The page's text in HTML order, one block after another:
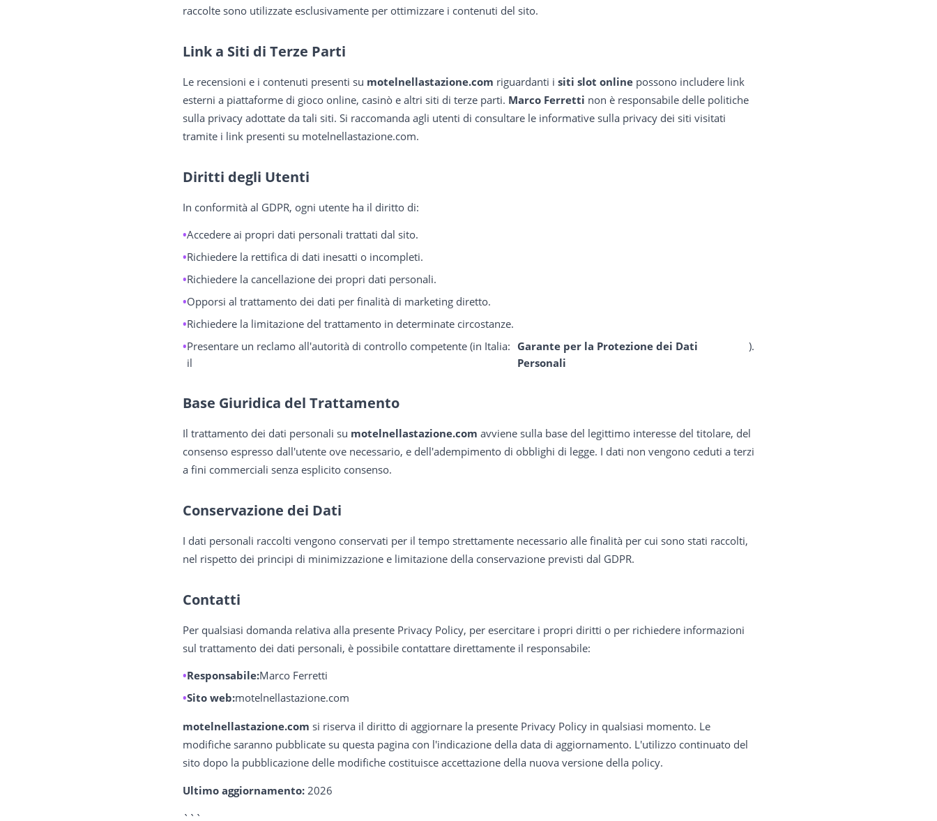
raccolte sono utilizzate esclusivamente per ottimizzare i contenuti del sito.
Link a Siti di Terze Parti
Le recensioni e i contenuti presenti su motelnellastazione.com riguardanti i siti slot online possono includere link
esterni a piattaforme di gioco online, casinò e altri siti di terze parti. Marco Ferretti non è responsabile delle politiche
sulla privacy adottate da tali siti. Si raccomanda agli utenti di consultare le informative sulla privacy dei siti visitati
tramite i link presenti su motelnellastazione.com.
Diritti degli Utenti
In conformità al GDPR, ogni utente ha il diritto di:
Accedere ai propri dati personali trattati dal sito.
Richiedere la rettifica di dati inesatti o incompleti.
Richiedere la cancellazione dei propri dati personali.
Opporsi al trattamento dei dati per finalità di marketing diretto.
Richiedere la limitazione del trattamento in determinate circostanze.
Presentare un reclamo all'autorità di controllo competente (in Italia:
il
Garante per la Protezione dei Dati
Personali
).
Base Giuridica del Trattamento
Il trattamento dei dati personali su motelnellastazione.com avviene sulla base del legittimo interesse del titolare, del
consenso espresso dall'utente ove necessario, e dell'adempimento di obblighi di legge. I dati non vengono ceduti a terzi
a fini commerciali senza esplicito consenso.
Conservazione dei Dati
I dati personali raccolti vengono conservati per il tempo strettamente necessario alle finalità per cui sono stati raccolti,
nel rispetto dei principi di minimizzazione e limitazione della conservazione previsti dal GDPR.
Contatti
Per qualsiasi domanda relativa alla presente Privacy Policy, per esercitare i propri diritti o per richiedere informazioni
sul trattamento dei dati personali, è possibile contattare direttamente il responsabile:
Responsabile:Marco Ferretti
Sito web:motelnellastazione.com
motelnellastazione.com si riserva il diritto di aggiornare la presente Privacy Policy in qualsiasi momento. Le
modifiche saranno pubblicate su questa pagina con l'indicazione della data di aggiornamento. L'utilizzo continuato del
sito dopo la pubblicazione delle modifiche costituisce accettazione della nuova versione della policy.
Ultimo aggiornamento: 2026